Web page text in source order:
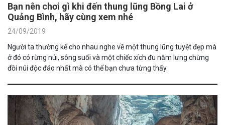
Bạn nên chơi gì khi đến thung lũng Bồng Lai ở
Quảng Bình, hãy cùng xem nhé
24/09/2019
Người ta thường kể cho nhau nghe về một thung lũng tuyệt đẹp mà
ở đó có rừng núi, sông suối và một chiếc xích đu nằm lưng chừng
đồi núi độc đáo nhất mà có thể bạn chưa từng thấy.